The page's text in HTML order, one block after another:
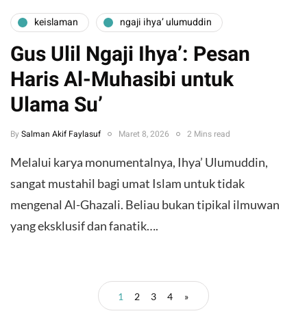
keislaman ngaji ihya’ ulumuddin
Gus Ulil Ngaji Ihya’: Pesan
Haris Al-Muhasibi untuk
Ulama Su’
By Salman Akif Faylasuf Maret 8, 2026 2 Mins read
Melalui karya monumentalnya, Ihya’ Ulumuddin,
sangat mustahil bagi umat Islam untuk tidak
mengenal Al-Ghazali. Beliau bukan tipikal ilmuwan
yang eksklusif dan fanatik….
1 2 3 4 »